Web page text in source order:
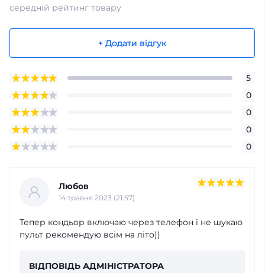
середній рейтинг товару
+ Додати відгук
5
0
0
0
0
Любов
14 травня 2023 (21:57)
Тепер кондьор включаю через телефон і не шукаю
пульт рекомендую всім на літо))
ВІДПОВІДЬ АДМІНІСТРАТОРА